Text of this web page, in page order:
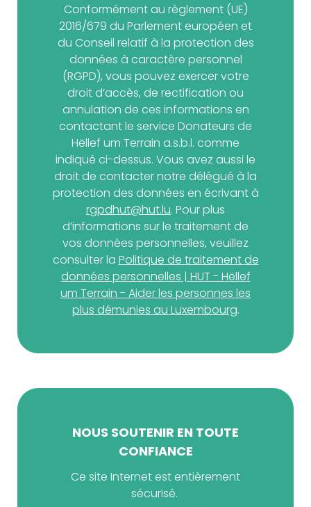
Conformément au règlement (UE)
2016/679 du Parlement européen et
du Conseil relatif à la protection des
données à caractère personnel
(RGPD), vous pouvez exercer votre
droit d’accès, de rectification ou
annulation de ces informations en
contactant le service Donateurs de
Hëllef um Terrain a.s.b.l. comme
indiqué ci-dessus. Vous avez aussi le
droit de contacter notre délégué à la
protection des données en écrivant à
rgpdhut@hut.lu. Pour plus
d’informations sur le traitement de
vos données personnelles, veuillez
consulter la Politique de traitement de
données personnelles | HUT - Hëllef
um Terrain - Aider les personnes les
plus démunies au Luxembourg.
NOUS SOUTENIR EN TOUTE
CONFIANCE
Ce site Internet est entièrement
sécurisé.